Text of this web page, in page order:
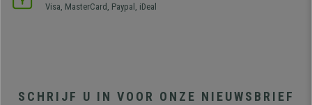
Visa, MasterCard, Paypal, iDeal
SCHRIJF U IN VOOR ONZE NIEUWSBRIEF